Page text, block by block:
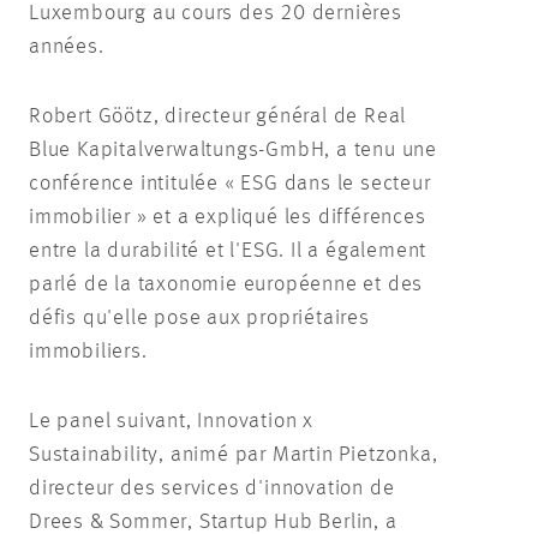
Luxembourg au cours des 20 dernières
années.
Robert Göötz, directeur général de Real
Blue Kapitalverwaltungs-GmbH, a tenu une
conférence intitulée « ESG dans le secteur
immobilier » et a expliqué les différences
entre la durabilité et l'ESG. Il a également
parlé de la taxonomie européenne et des
défis qu'elle pose aux propriétaires
immobiliers.
Le panel suivant, Innovation x
Sustainability, animé par Martin Pietzonka,
directeur des services d'innovation de
Drees & Sommer, Startup Hub Berlin, a